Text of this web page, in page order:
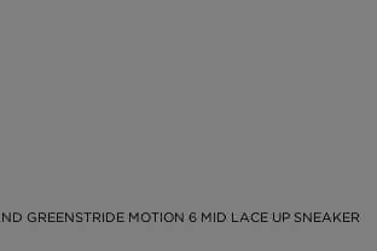
GREENSTRIDE MOTION 6 MID LACE UP SNEAKER